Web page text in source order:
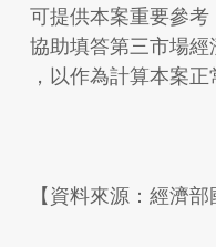
可提供本案重要參
協助填答第三市場
，以作為計算本案正
【資料來源：經濟部